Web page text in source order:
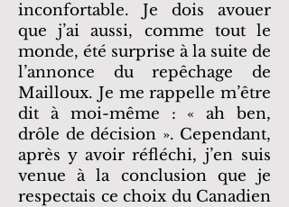
inconfortable. Je dois avouer
que j’ai aussi, comme tout le
monde, été surprise à la suite de
l’annonce du repêchage de
Mailloux. Je me rappelle m’être
dit à moi-même : « ah ben,
drôle de décision ». Cependant,
après y avoir réfléchi, j’en suis
venue à la conclusion que je
respectais ce choix du Canadien